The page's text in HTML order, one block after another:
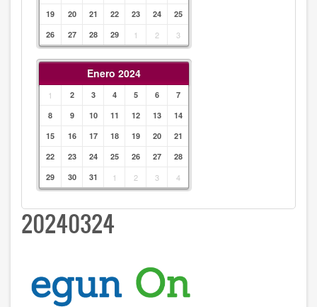
19
20 21 22 23 24
25
26
27 28 29 1 2 3
Enero 2024
1 2 3 4 5 6
7
8
9 10 11 12 13
14
15
16 17 18 19 20
21
22
23 24 25 26 27
28
29
30 31 1 2 3 4
20240324